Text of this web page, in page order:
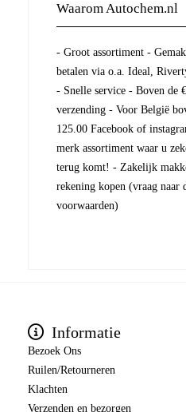
Waarom Autochem.nl
- Groot assortiment -
betalen via o.a. Ideal,
- Snelle service - Boven de
verzending - Voor België
125.00 Facebook of
merk assortiment waar u
terug komt! - Zakelijk
rekening kopen (vraag naar
voorwaarden)
Informatie
Bezoek Ons
Ruilen/Retourneren
Klachten
Verzenden en bezorgen